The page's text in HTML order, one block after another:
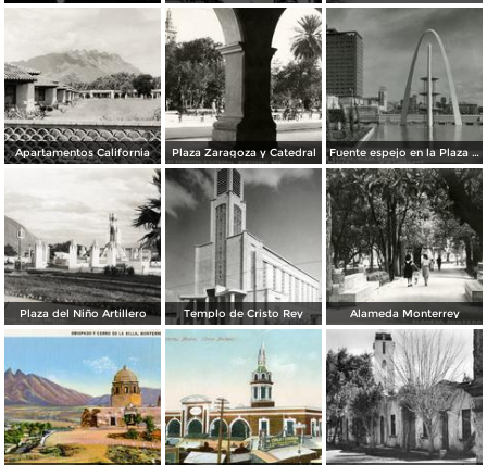
Apartamentos California Plaza Zaragoza y Catedral Fuente espejo en la Plaza Zaragoza
Plaza del Niño Artillero Templo de Cristo Rey Alameda Monterrey